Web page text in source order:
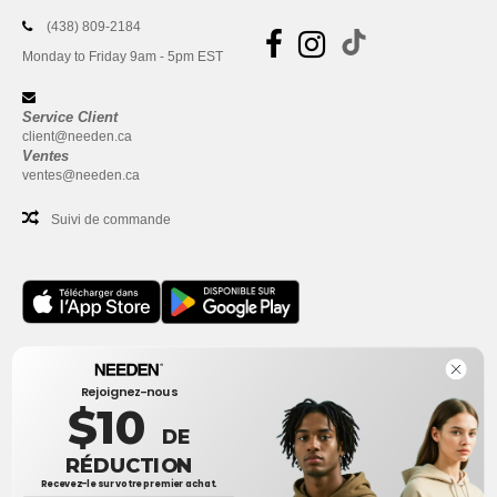
(438) 809-2184
Monday to Friday 9am - 5pm EST
Service Client
client@needen.ca
Ventes
ventes@needen.ca
Suivi de commande
Bureau
One Dundas Street West Suite 2500
Toronto, Ontario, M5G 1Z3
Ceci n'est PAS l'adresse de retour. Pour les retours, voir ici
Rejoignez-nous
$10 DE
RÉDUCTION
Recevez-le sur votre premier achat.